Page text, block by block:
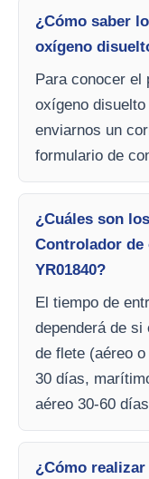
¿Cómo saber
oxígeno
Para conocer el
oxígeno
enviarnos un
formulario de
¿Cuáles son
Controlador de
YR01840?
El tiempo de
dependerá de
de flete (aéreo
30 días,
aéreo 30-60
¿Cómo